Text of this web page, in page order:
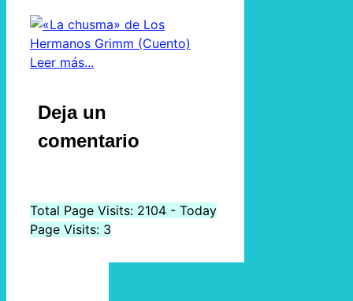
Leer más...
Deja un
comentario
Total Page Visits: 2104 - Today
Page Visits: 3